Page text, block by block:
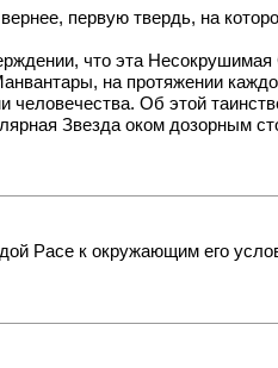
первую твердь, на
что эта
на протяжении
Об этой
Звезда оком дозорным
Расе к окружающим его